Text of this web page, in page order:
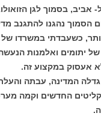
אביב, בסמוך לגן
הסמוך נהגנו להתגנב
כשעבדתי במשרדו של
של יתומים ואלמנות
אעסוק במקצוע זה.
גדלה המדינה, עבתה
החדשים וקמה